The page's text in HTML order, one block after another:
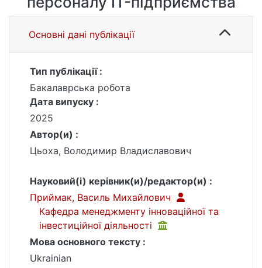
Основні дані публікації
Тип публікації :
Бакалаврська робота
Дата випуску :
2025
Автор(и) :
Цьоха, Володимир Владиславович
Науковий(і) керівник(и)/редактор(и) :
Приймак, Василь Михайлович
Кафедра менеджменту інноваційної та
інвестиційної діяльності
Мова основного тексту :
Ukrainian